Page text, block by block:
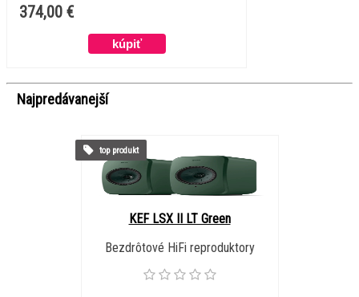
374,00 €
Najpredávanejší
KEF LSX II LT Green
Bezdrôtové HiFi reproduktory
top produkt